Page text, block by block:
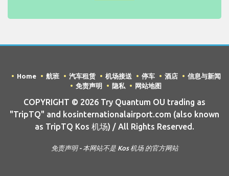
Home 航班 汽车租赁 机场接送 停车 酒店
信息与新闻
免责声明
隐私 网站地图
COPYRIGHT © 2026 Try Quantum OU trading as
"TripTQ" and kosinternationalairport.com (also known
as TripTQ Kos 机场) / All Rights Reserved.
免责声明 - 本网站不是 Kos 机场 的官方网站